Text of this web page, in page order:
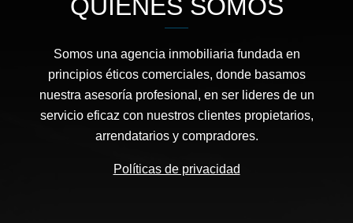
QUIÉNES SOMOS
Somos una agencia inmobiliaria fundada en
principios éticos comerciales, donde basamos
nuestra asesoría profesional, en ser lideres de un
servicio eficaz con nuestros clientes propietarios,
arrendatarios y compradores.
Políticas de privacidad